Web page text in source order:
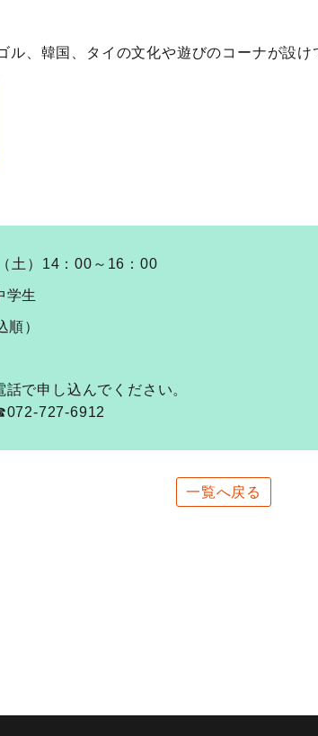
ル、韓国、タイの文化や遊びのコーナが設け
土）14：00～16：00
学生
順）
話で申し込んでください。
727-6912
一覧へ戻る